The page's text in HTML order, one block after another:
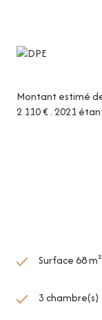
Montant estimé
2 110 € . 2021
Surface 68 m²
3 chambre(s)